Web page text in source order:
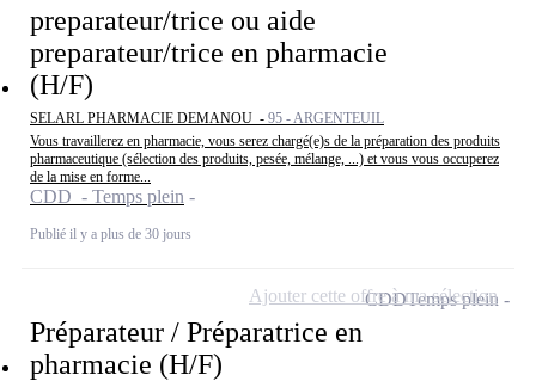
preparateur/trice ou aide
preparateur/trice en pharmacie
(H/F)
SELARL PHARMACIE DEMANOU - 95 - ARGENTEUIL
Vous travaillerez en pharmacie, vous serez chargé(e)s de la préparation des produits
pharmaceutique (sélection des produits, pesée, mélange, ...) et vous vous occuperez
de la mise en forme...
CDD - Temps plein
Publié il y a plus de 30 jours
Préparateur / Préparatrice en
pharmacie (H/F)
CDDTemps plein
Ajouter cette offre à ma sélection